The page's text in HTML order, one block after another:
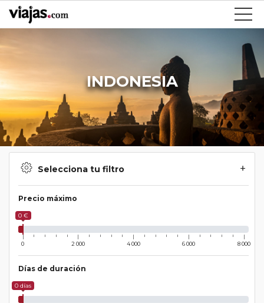
INDONESIA
Selecciona tu filtro
Precio máximo
0 €
0 2 000 4 000 6 000 8 000
Días de duración
0 días